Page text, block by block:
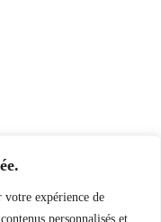
expérience de
personnalisés et